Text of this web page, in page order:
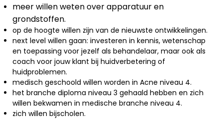
meer willen weten over apparatuur en
grondstoffen.
op de hoogte willen zijn van de nieuwste ontwikkelingen.
next level willen gaan: investeren in kennis, wetenschap
en toepassing voor jezelf als behandelaar, maar ook als
coach voor jouw klant bij huidverbetering of
huidproblemen.
medisch geschoold willen worden in Acne niveau 4.
het branche diploma niveau 3 gehaald hebben en zich
willen bekwamen in medische branche niveau 4.
zich willen bijscholen.